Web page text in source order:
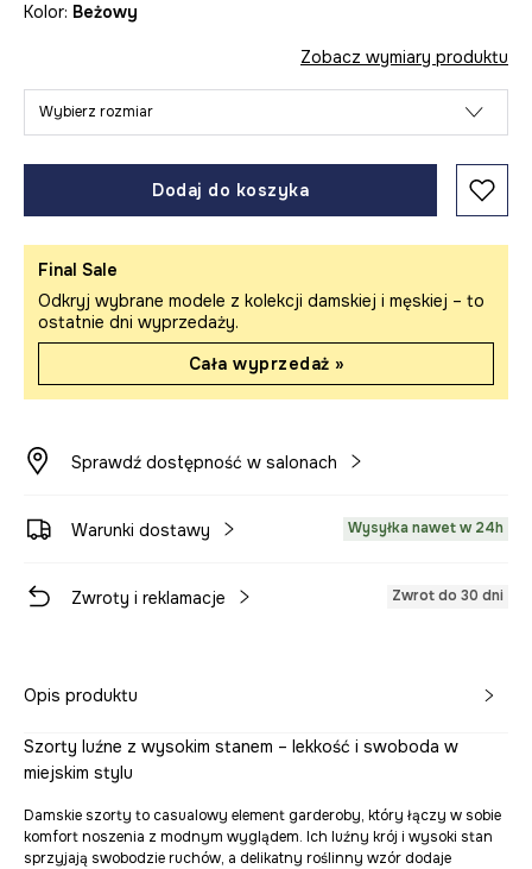
Kolor: beżowy
Zobacz wymiary produktu
Wybierz rozmiar
Dodaj do koszyka
Final Sale
Odkryj wybrane modele z kolekcji damskiej i męskiej – to
ostatnie dni wyprzedaży.
Cała wyprzedaż »
Sprawdź dostępność w salonach
Warunki dostawy Wysyłka nawet w 24h
Zwroty i reklamacje Zwrot do 30 dni
Opis produktu
Szorty luźne z wysokim stanem – lekkość i swoboda w
miejskim stylu
Damskie szorty to casualowy element garderoby, który łączy w sobie
komfort noszenia z modnym wyglądem. Ich luźny krój i wysoki stan
sprzyjają swobodzie ruchów, a delikatny roślinny wzór dodaje